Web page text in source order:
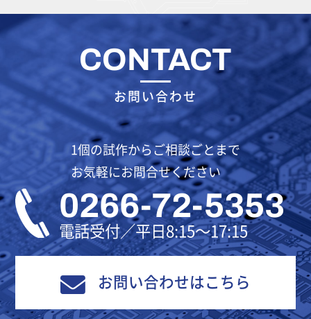
CONTACT
お問い合わせ
1個の試作からご相談ごとまで
お気軽にお問合せください
0266-72-5353
電話受付／平日8:15～17:15
お問い合わせはこちら